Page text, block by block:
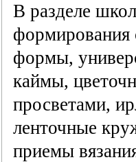
В разделе
формирования
формы,
каймы,
просветами,
ленточные
приемы